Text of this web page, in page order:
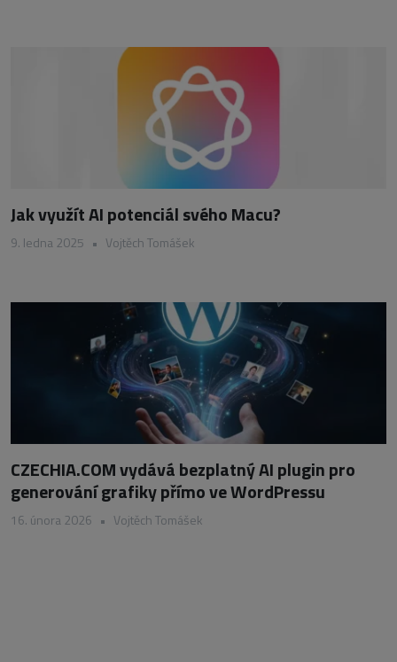
Jak využít AI potenciál svého Macu?
9. ledna 2025 • Vojtěch Tomášek
CZECHIA.COM vydává bezplatný AI plugin pro
generování grafiky přímo ve WordPressu
16. února 2026 • Vojtěch Tomášek